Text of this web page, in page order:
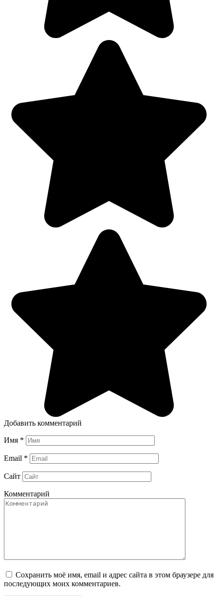
Добавить комментарий
Имя *
Email *
Сайт
Комментарий
Сохранить моё имя, email и адрес сайта в этом браузере для
последующих моих комментариев.